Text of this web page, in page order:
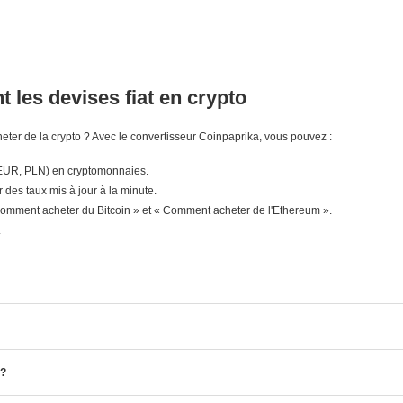
les devises fiat en crypto
de la crypto ? Avec le convertisseur Coinpaprika, vous pouvez :
PLN) en cryptomonnaies.
taux mis à jour à la minute.
acheter du Bitcoin » et « Comment acheter de l'Ethereum ».